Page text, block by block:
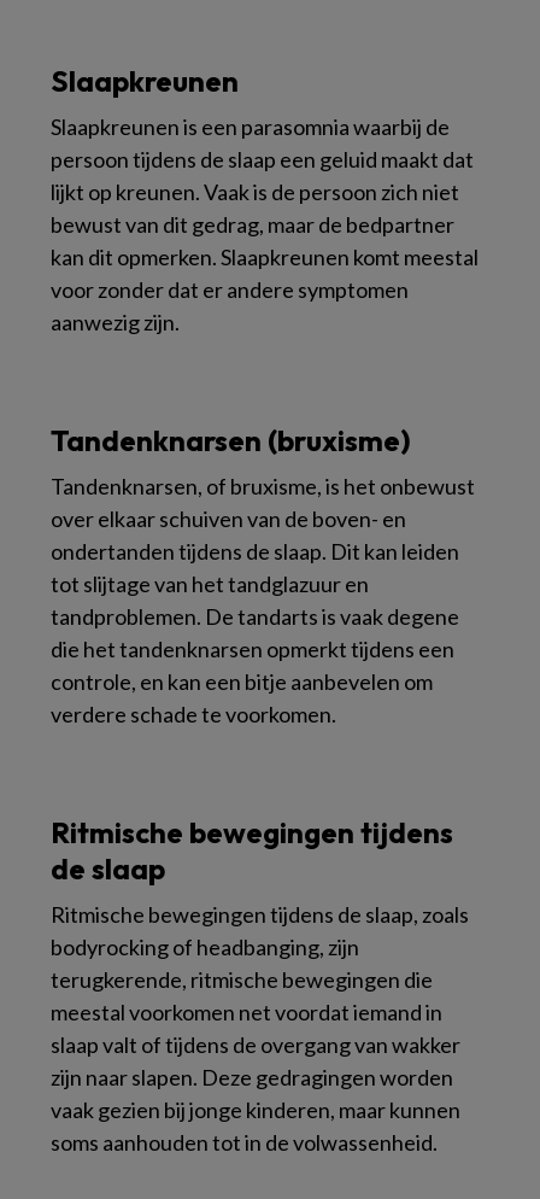
Slaapkreunen
Slaapkreunen is een parasomnia waarbij de
persoon tijdens de slaap een geluid maakt dat
lijkt op kreunen. Vaak is de persoon zich niet
bewust van dit gedrag, maar de bedpartner
kan dit opmerken. Slaapkreunen komt meestal
voor zonder dat er andere symptomen
aanwezig zijn.
Tandenknarsen (bruxisme)
Tandenknarsen, of bruxisme, is het onbewust
over elkaar schuiven van de boven- en
ondertanden tijdens de slaap. Dit kan leiden
tot slijtage van het tandglazuur en
tandproblemen. De tandarts is vaak degene
die het tandenknarsen opmerkt tijdens een
controle, en kan een bitje aanbevelen om
verdere schade te voorkomen.
Ritmische bewegingen tijdens
de slaap
Ritmische bewegingen tijdens de slaap, zoals
bodyrocking of headbanging, zijn
terugkerende, ritmische bewegingen die
meestal voorkomen net voordat iemand in
slaap valt of tijdens de overgang van wakker
zijn naar slapen. Deze gedragingen worden
vaak gezien bij jonge kinderen, maar kunnen
soms aanhouden tot in de volwassenheid.